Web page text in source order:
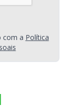
com a Política